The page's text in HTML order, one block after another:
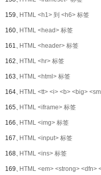
159、HTML <h1> 到 <h6> 标签
160、HTML <head> 标签
161、HTML <header> 标签
162、HTML <hr> 标签
163、HTML <html> 标签
164、HTML <tt> <i> <b> <big>
165、HTML <iframe> 标签
166、HTML <img> 标签
167、HTML <input> 标签
168、HTML <ins> 标签
169、HTML <em> <strong> <dfn>